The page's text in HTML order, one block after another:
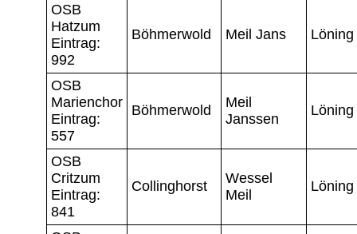
OSB
Hatzum
Eintrag:
992
Böhmerwold Meil Jans Löning
OSB
Marienchor
Eintrag:
557
Böhmerwold
Meil
Janssen
Löning
OSB
Critzum
Eintrag:
841
Collinghorst
Wessel
Meil
Löning